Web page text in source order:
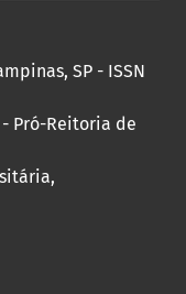
SP - ISSN
Pró-Reitoria de